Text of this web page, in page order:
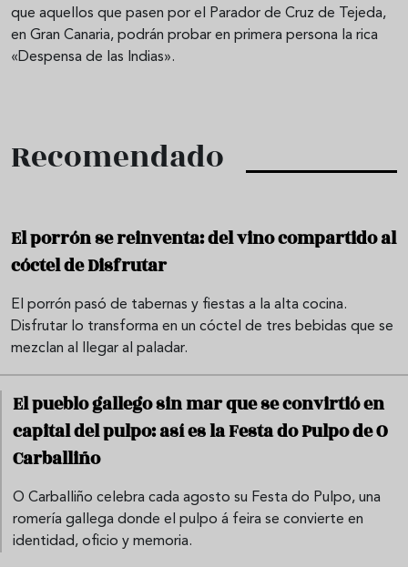
que aquellos que pasen por el Parador de Cruz de Tejeda,
en Gran Canaria, podrán probar en primera persona la rica
«Despensa de las Indias».
Recomendado
El porrón se reinventa: del vino compartido al
cóctel de Disfrutar
El porrón pasó de tabernas y fiestas a la alta cocina.
Disfrutar lo transforma en un cóctel de tres bebidas que se
mezclan al llegar al paladar.
El pueblo gallego sin mar que se convirtió en
capital del pulpo: así es la Festa do Pulpo de O
Carballiño
O Carballiño celebra cada agosto su Festa do Pulpo, una
romería gallega donde el pulpo á feira se convierte en
identidad, oficio y memoria.